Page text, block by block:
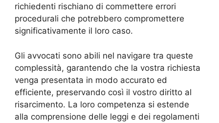
richiedenti rischiano di commettere errori
procedurali che potrebbero compromettere
significativamente il loro caso.
Gli avvocati sono abili nel navigare tra queste
complessità, garantendo che la vostra richiesta
venga presentata in modo accurato ed
efficiente, preservando così il vostro diritto al
risarcimento. La loro competenza si estende
alla comprensione delle leggi e dei regolamenti